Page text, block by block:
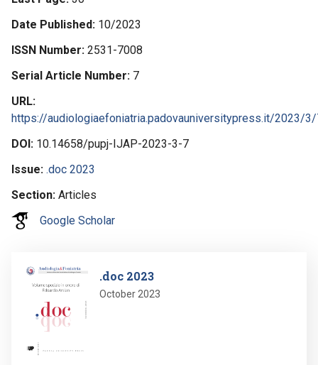
Date Published 10/2023
ISSN Number 2531-7008
Serial Article Number 7
URL
https://audiologiaefoniatria.padovauniversitypress.it/2023/
DOI 10.14658/pupj-IJAP-2023-3-7
Issue .doc 2023
Section Articles
Google Scholar
Image
.doc 2023
October 2023